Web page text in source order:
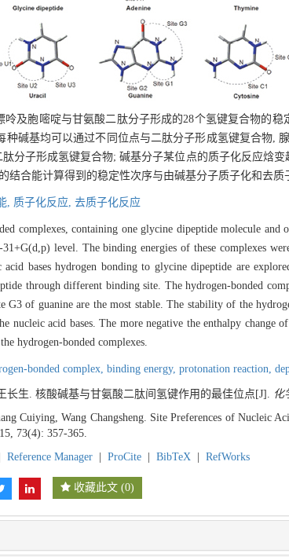
及胞嘧啶与甘氨酸二肽分子形成的28个氢键复合物的
碱基均可以通过不同位点与二肽分子形成氢键复合物,
分子形成氢键复合物; 碱基分子某位点的质子化反应焓
结合能计算得到的稳定性次序与由碱基分子质子化和去
, 质子化反应, 去质子化反应
complexes, containing one glycine dipeptide molecule and
level. The binding energies of these complexes
bases hydrogen bonding to glycine dipeptide are
through different binding site. The hydrogen-bonded
of guanine are the most stable. The stability of the
nucleic acid bases. The more negative the enthalpy change
hydrogen-bonded complexes.
bonded complex, binding energy, protonation reaction,
长生. 核酸碱基与甘氨酸二肽间氢键作用的最佳位点[J]. 化
Cuiying, Wang Changsheng. Site Preferences of Nucleic
73(4): 357-365.
Reference Manager ProCite BibTeX RefWorks
收藏此文 (0)